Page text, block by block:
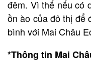
đêm. Vì thế nếu có
ồn ào của đô thị để
bình với Mai Châu
*Thông tin Mai